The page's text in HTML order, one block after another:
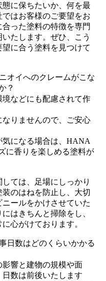
に保ちたいか、何を最
はお客様のご要望をお
った塗料の特徴を専門
たします。ぜひ、こう
に合う塗料を見つけて
オイへのクレームがこな
？
などにも配慮されて作
りませんので、ご安心
気になる場合は、HANA
に香りを楽しめる塗料が
ては、足場にしっかり
のはねを防止し、大切
ールをかけさせていた
はきちんと掃除をし、
心がけております。
日数はどのくらいかかる
響と建物の規模や面
数は前後いたします